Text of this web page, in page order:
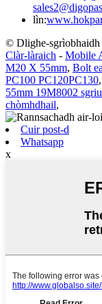
lìn:
© Dlighe-sgrìobhaidh
Clàr-làraich - Mobile
M20 X 55mm, Bolt
PC100 PC120PC130,
55mm 19M8002
chòmhdhail,
Cuir post-d
Whatsapp
x